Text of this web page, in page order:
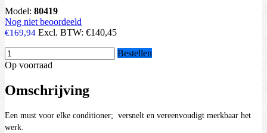
Model: 80419
Nog niet beoordeeld
€169,94 Excl. BTW: €140,45
Bestellen
Op voorraad
Omschrijving
Een must voor elke conditioner; versnelt en vereenvoudigt merkbaar het
werk.